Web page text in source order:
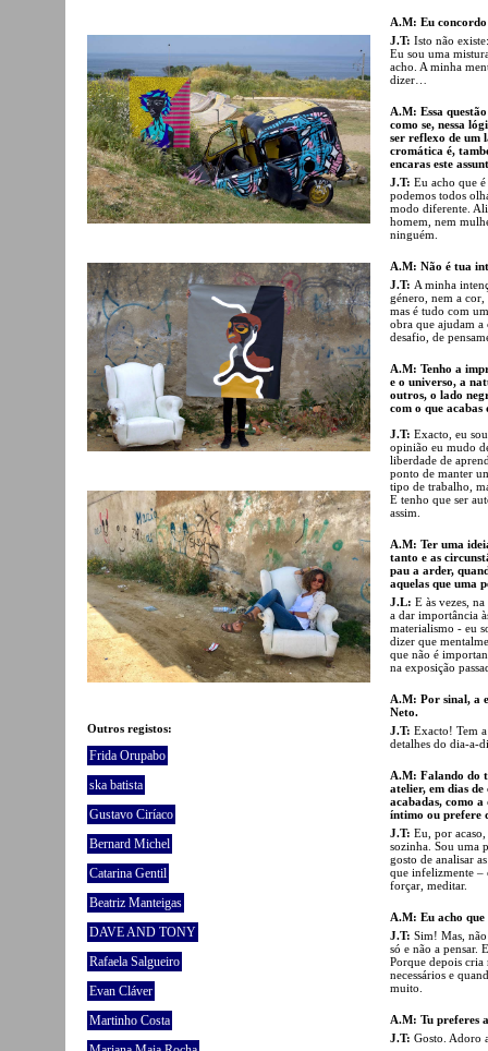
Outros registos:
Frida Orupabo
ska batista
Gustavo Ciríaco
Bernard Michel
Catarina Gentil
Beatriz Manteigas
DAVE AND TONY
Rafaela Salgueiro
Evan Cláver
Martinho Costa
A.M: Eu
J.T: Isto não
Eu sou uma
acho. A minha
dizer…
A.M: Essa
como se, nessa
ser reflexo de um
cromática é,
encaras este
J.T: Eu acho que
podemos todos
modo diferente.
homem, nem
ninguém.
A.M: Não é tua
J.T: A minha
género, nem a cor,
mas é tudo com
obra que ajudam
desafio, de
A.M: Tenho a
e o universo, a
outros, o lado
com o que acabas
J.T: Exacto, eu
opinião eu mudo
liberdade de
ponto de manter
tipo de trabalho,
E tenho que ser
assim.
A.M: Ter uma
tanto e as
pau a arder,
aquelas que uma
J.L: E às vezes,
a dar importância
materialismo - eu
dizer que
que não é
na exposição
A.M: Por sinal, a
Neto.
J.T: Exacto! Tem
detalhes do dia-a-
A.M: Falando do
atelier, em dias
acabadas, como
íntimo ou prefere
J.T: Eu, por
sozinha. Sou uma
gosto de analisar
que infelizmente –
forçar, meditar.
A.M: Eu acho que
J.T: Sim! Mas, não
só e não a pensar.
Porque depois cria
necessários e
muito.
A.M: Tu preferes
J.T: Gosto. Adoro